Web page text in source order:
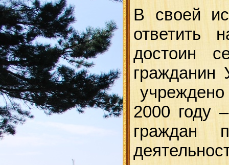
В своей
ответить
достоин
гражданин
2000 году
граждан